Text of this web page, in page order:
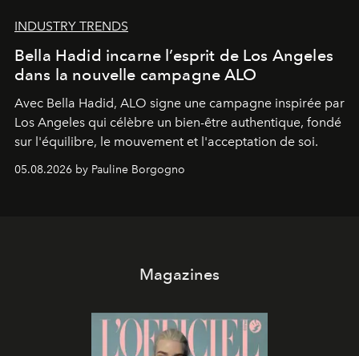
INDUSTRY TRENDS
Bella Hadid incarne l’esprit de Los Angeles
dans la nouvelle campagne ALO
Avec Bella Hadid, ALO signe une campagne inspirée par
Los Angeles qui célèbre un bien-être authentique, fondé
sur l'équilibre, le mouvement et l'acceptation de soi.
05.08.2026 by Pauline Borgogno
Magazines